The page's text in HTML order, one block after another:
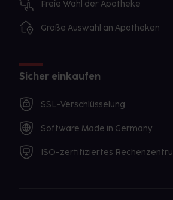
Freie Wahl der Apotheke
Große Auswahl an Apotheken
Sicher einkaufen
SSL-Verschlüsselung
Software Made in Germany
ISO-zertifiziertes